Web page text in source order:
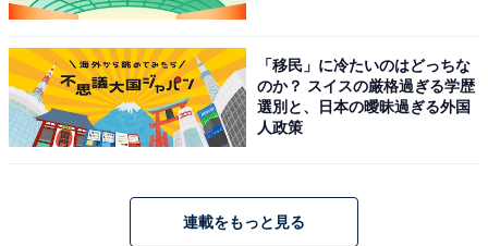
「移民」に冷たいのはどっちな
のか？ スイスの厳格過ぎる学歴
選別と、日本の曖昧過ぎる外国
人政策
連載をもっと見る